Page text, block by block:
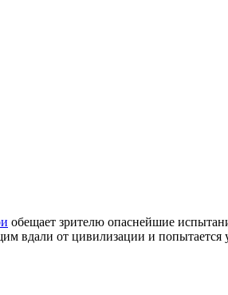
обещает зрителю опаснейшие
от цивилизации и попытается